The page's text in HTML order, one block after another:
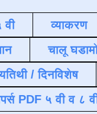
वी व्याकरण
चालू
/ दिनविशेष
PDF ५ वी व ८